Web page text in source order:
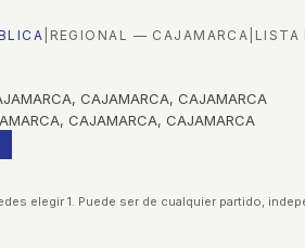
REGIONAL — CAJAMARCA
CAJAMARCA, CAJAMARCA
CAJAMARCA, CAJAMARCA
elegir 1. Puede ser de cualquier partido,